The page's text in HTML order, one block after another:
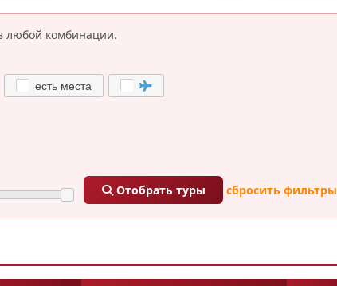
любой комбинации.
есть места
Отобрать туры сбросить фильтры